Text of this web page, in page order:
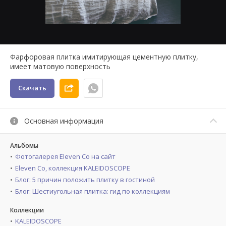
Фарфоровая плитка имитирующая цементную плитку,
имеет матовую поверхность
Скачать
Основная информация
Альбомы
Фотогалерея Eleven Co на сайт
Eleven Co, коллекция KALEIDOSCOPE
Блог: 5 причин положить плитку в гостиной
Блог: Шестиугольная плитка: гид по коллекциям
Коллекции
KALEIDOSCOPE